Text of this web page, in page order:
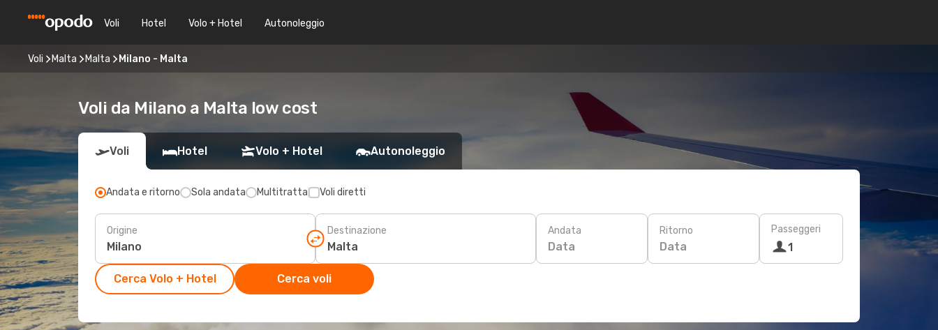
Voli Hotel Volo + Hotel Autonoleggio
Voli Malta Malta Milano - Malta
Voli da Milano a Malta low cost
Voli Hotel Volo + Hotel Autonoleggio
Andata e ritorno Sola andata Multitratta Voli diretti
Origine Destinazione Andata
Data
Ritorno
Data
Passeggeri
1
Cerca Volo + Hotel Cerca voli